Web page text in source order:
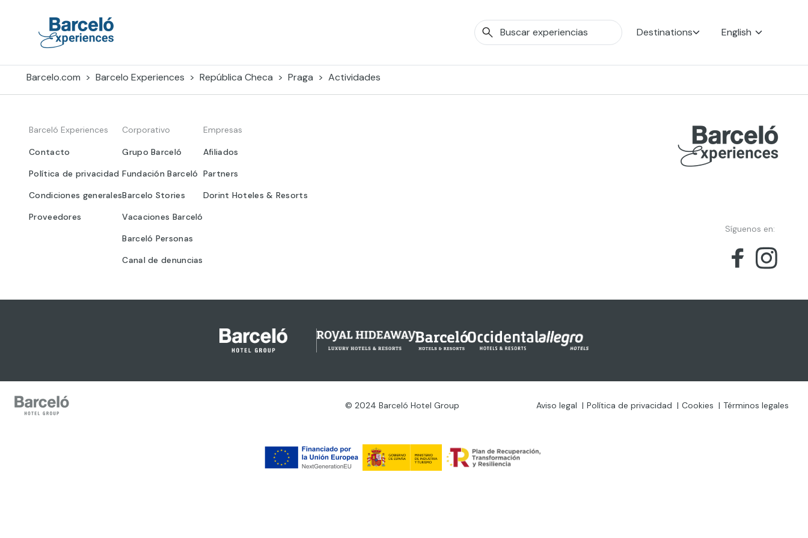
Destinations English
Barcelo.com Barcelo Experiences República Checa Praga Actividades
Barceló Experiences
Contacto
Política de privacidad
Condiciones generales
Proveedores
Corporativo
Grupo Barceló
Fundación Barceló
Barcelo Stories
Vacaciones Barceló
Barceló Personas
Canal de denuncias
Empresas
Afiliados
Partners
Dorint Hoteles & Resorts
Síguenos en:
© 2024 Barceló Hotel Group Aviso legal Política de privacidad Cookies Términos legales